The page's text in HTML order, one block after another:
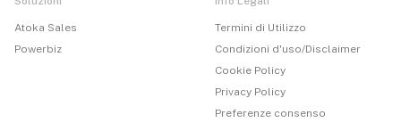
Atoka Sales
Powerbiz
Termini di Utilizzo
Condizioni d'uso/Disclaimer
Cookie Policy
Privacy Policy
Preferenze consenso